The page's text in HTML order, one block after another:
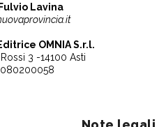
Fulvio Lavina
OMNIA S.r.l.
3 -14100 Asti